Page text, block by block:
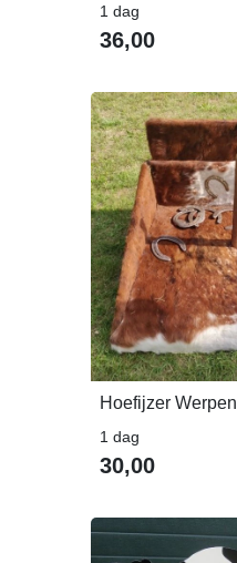
1 dag
36,00
Hoefijzer Werpen
1 dag
30,00